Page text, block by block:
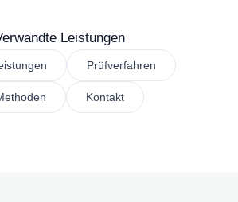
Leistungen
Prüfverfahren
Kontakt